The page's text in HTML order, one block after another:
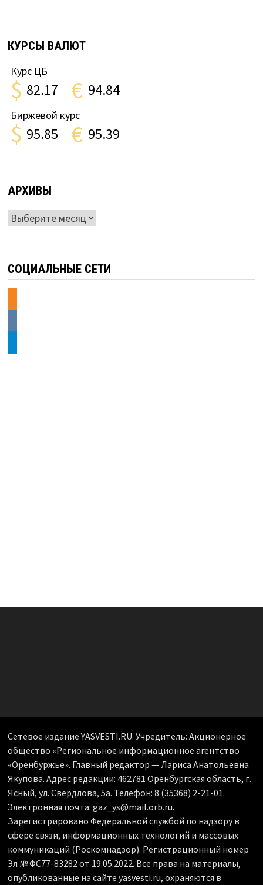
КУРСЫ ВАЛЮТ
Курс ЦБ
$ 82.17 € 94.84
Биржевой курс
$ 95.85 € 95.39
АРХИВЫ
Архивы
СОЦИАЛЬНЫЕ СЕТИ
Сетевое издание YASVESTI.RU. Учредитель: Акционерное
общество «Региональное информационное агентство
«Оренбуржье». Главный редактор — Лариса Анатольевна
Якупова. Адрес редакции: 462781 Оренбургская область, г.
Ясный, ул. Свердлова, 5а. Телефон: 8 (35368) 2-21-01.
Электронная почта: gaz_ys@mail.orb.ru.
Зарегистрировано Федеральной службой по надзору в
сфере связи, информационных технологий и массовых
коммуникаций (Роскомнадзор). Регистрационный номер
Эл № ФС77-83282 от 19.05.2022. Все права на материалы,
опубликованные на сайте yasvesti.ru, охраняются в